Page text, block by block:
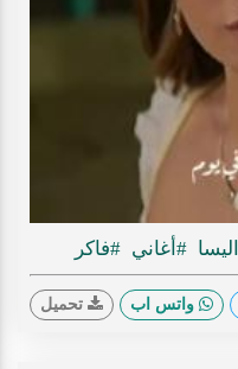
#أغاني #فاكر
واتس اب تحميل